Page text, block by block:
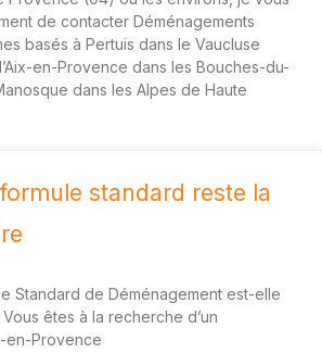
de contacter Déménagements
basés à Pertuis dans le Vaucluse
en-Provence dans les Bouches-du-
dans les Alpes de Haute
standard reste la
Standard de Déménagement est-elle
êtes à la recherche d’un
en-Provence